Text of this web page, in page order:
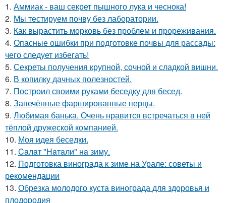
1. Аммиак - ваш секрет пышного лука и чеснока!
2. Мы тестируем почву без лаборатории.
3. Как вырастить морковь без проблем и прореживания.
4. Опасные ошибки при подготовке почвы для рассады:
чего следует избегать!
5. Секреты получения крупной, сочной и сладкой вишни.
6. В копилку дачных полезностей.
7. Построил своими руками беседку для бесед.
8. Запечённые фаршированные перцы.
9. Любимая банька. Очень нравится встречаться в ней
тёплой дружеской компанией.
10. Моя идея беседки.
11. Caлaт "Нaтaли" нa зиму.
12. Подготовка винограда к зиме на Урале: советы и
рекомендации
13. Обрезка молодого куста винограда для здоровья и
плодородия